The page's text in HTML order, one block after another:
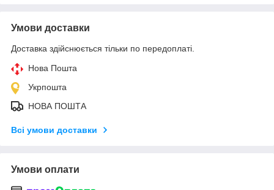
Умови доставки
Доставка здійснюється тільки по передоплаті.
Нова Пошта
Укрпошта
НОВА ПОШТА
Всі умови доставки
Умови оплати